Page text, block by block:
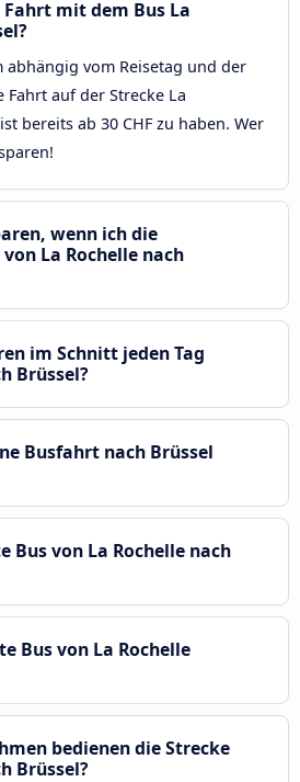
mit dem Bus La
abhängig vom Reisetag und der
auf der Strecke La
bereits ab 30 CHF zu haben. Wer
wenn ich die
La Rochelle nach
im Schnitt jeden Tag
Brüssel?
Busfahrt nach Brüssel
Bus von La Rochelle nach
Bus von La Rochelle
bedienen die Strecke
Brüssel?